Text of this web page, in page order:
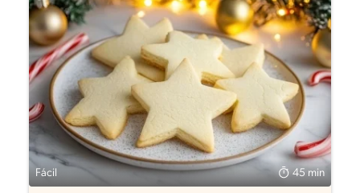
Fácil 45 min